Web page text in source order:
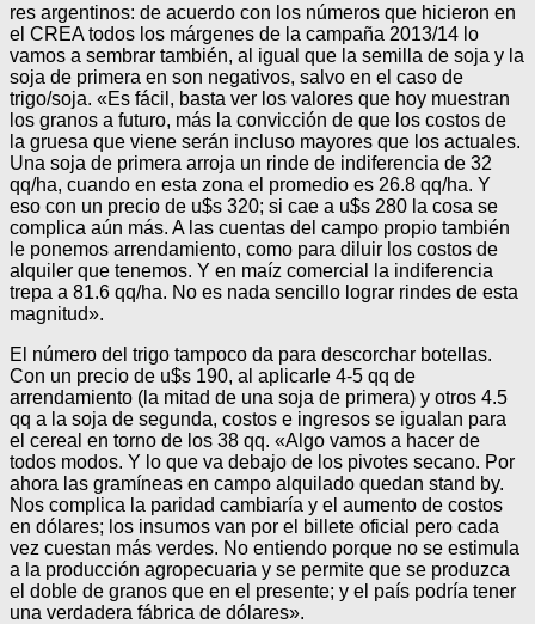
res argentinos: de acuerdo con los números que hicieron en
el CREA todos los márgenes de la campaña 2013/14 lo
vamos a sembrar también, al igual que la semilla de soja y la
soja de primera en son negativos, salvo en el caso de
trigo/soja. «Es fácil, basta ver los valores que hoy muestran
los granos a futuro, más la convicción de que los costos de
la gruesa que viene serán incluso mayores que los actuales.
Una soja de primera arroja un rinde de indiferencia de 32
qq/ha, cuando en esta zona el promedio es 26.8 qq/ha. Y
eso con un precio de u$s 320; si cae a u$s 280 la cosa se
complica aún más. A las cuentas del campo propio también
le ponemos arrendamiento, como para diluir los costos de
alquiler que tenemos. Y en maíz comercial la indiferencia
trepa a 81.6 qq/ha. No es nada sencillo lograr rindes de esta
magnitud».
El número del trigo tampoco da para descorchar botellas.
Con un precio de u$s 190, al aplicarle 4-5 qq de
arrendamiento (la mitad de una soja de primera) y otros 4.5
qq a la soja de segunda, costos e ingresos se igualan para
el cereal en torno de los 38 qq. «Algo vamos a hacer de
todos modos. Y lo que va debajo de los pivotes secano. Por
ahora las gramíneas en campo alquilado quedan stand by.
Nos complica la paridad cambiaría y el aumento de costos
en dólares; los insumos van por el billete oficial pero cada
vez cuestan más verdes. No entiendo porque no se estimula
a la producción agropecuaria y se permite que se produzca
el doble de granos que en el presente; y el país podría tener
una verdadera fábrica de dólares».